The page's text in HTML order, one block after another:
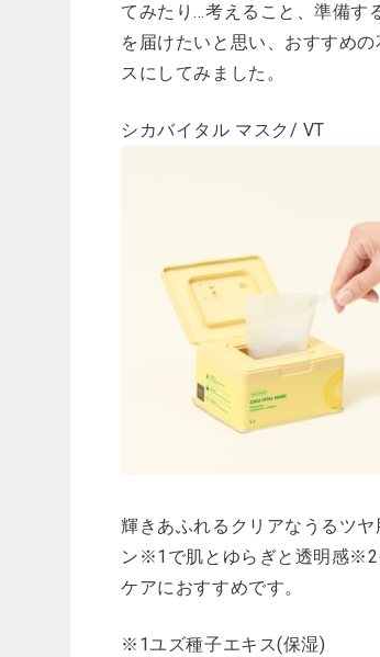
てみたり…考えること、準備す
を届けたいと思い、おすすめ
スにしてみました。
シカバイタル マスク/ VT
輝きあふれるクリアなうるツ
ン※1で肌とゆらぎと透明感※2
ケアにおすすめです。
※1ユズ種子エキス(保湿)